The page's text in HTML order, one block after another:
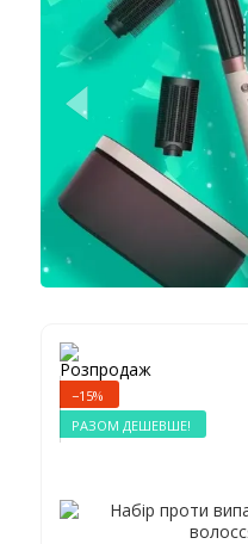
−15%
РАЗОМ ДЕШЕВШЕ!